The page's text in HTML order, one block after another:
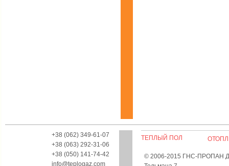
+38 (062) 349-61-07
+38 (063) 292-31-06
+38 (050) 141-74-42
info@teplogaz.com
ТЕПЛЫЙ ПОЛ
© 2006-2015 ГНС-ПРОПАН